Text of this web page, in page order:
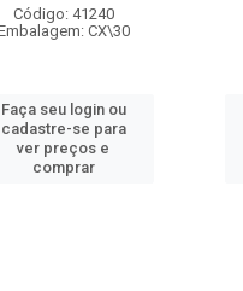
Código: 41240
CX\30
Faça seu login ou
cadastre-se para
ver preços e
comprar